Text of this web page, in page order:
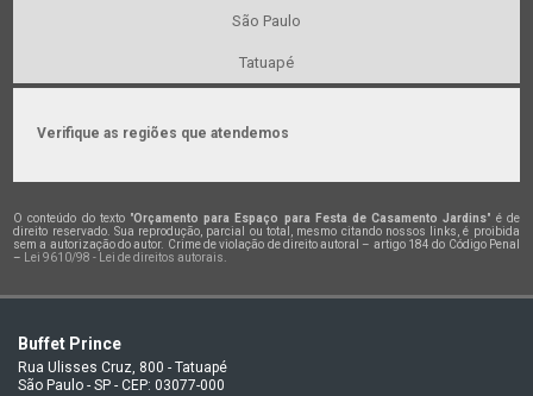
São Paulo
Tatuapé
Verifique as regiões que atendemos
O conteúdo do texto "Orçamento para Espaço para Festa de Casamento Jardins" é de
direito reservado. Sua reprodução, parcial ou total, mesmo citando nossos links, é proibida
sem a autorização do autor. Crime de violação de direito autoral – artigo 184 do Código Penal
– Lei 9610/98 - Lei de direitos autorais.
Buffet Prince
Rua Ulisses Cruz, 800 - Tatuapé
São Paulo - SP - CEP: 03077-000